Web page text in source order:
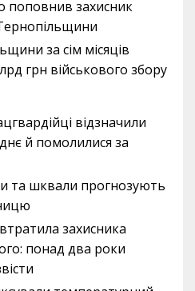
поповнив захисник
за сім місяців
грн військового збору
відзначили
й помолилися за
та шквали прогнозують
захисника
понад два роки